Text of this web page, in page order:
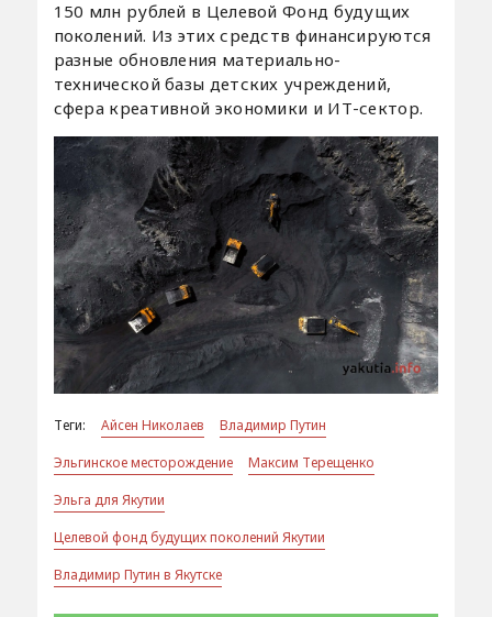
150 млн рублей в Целевой Фонд будущих
поколений. Из этих средств финансируются
разные обновления материально-
технической базы детских учреждений,
сфера креативной экономики и ИТ-сектор.
Теги: Айсен Николаев
Владимир Путин
Эльгинское месторождение
Максим Терещенко
Эльга для Якутии
Целевой фонд будущих поколений Якутии
Владимир Путин в Якутске